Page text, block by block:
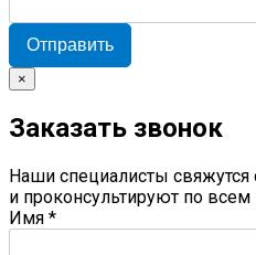
Отправить
×
Заказать звонок
Наши специалисты
и проконсультируют по
Имя *